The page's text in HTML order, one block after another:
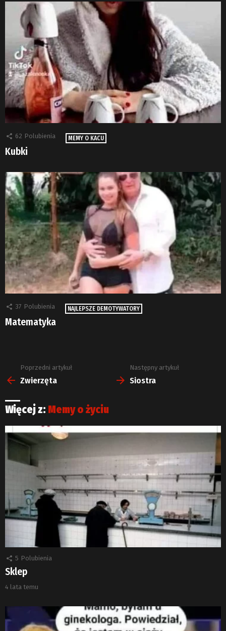
62 Polubienia MEMY O KACU
Kubki
37 Polubienia NAJLEPSZE DEMOTYWATORY
Matematyka
Zobacz
więcej
Poprzedni artykuł
Zwierzęta
Następny artykuł
Siostra
Więcej z: Memy o życiu
5 Polubienia
Sklep
4 lata temu